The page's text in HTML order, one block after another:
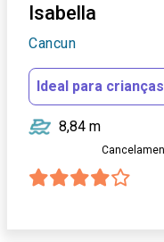
Isabella
Cancun
Ideal para crianças
8,84 m